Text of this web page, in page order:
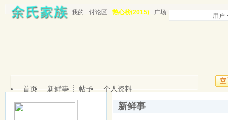
我的 讨论区 热心榜(2015) 广场 用户
空
首页 新鲜事 帖子 个人资料
新鲜事